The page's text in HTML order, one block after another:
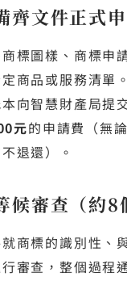
齊文件正式
標圖樣、商標申
商品或服務清單
向智慧財產局提
元的申請費（無
退還）。
候審查（約8
商標的識別性、
審查，整個過程